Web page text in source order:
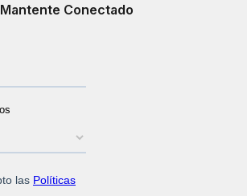
Mantente Conectado